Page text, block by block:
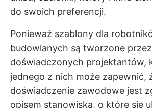
do swoich preferencji.
Ponieważ szablony dla
budowlanych są tworzone przez
doświadczonych projektantów,
jednego z nich może zapewnić,
doświadczenie zawodowe jest
opisem stanowiska, o które się